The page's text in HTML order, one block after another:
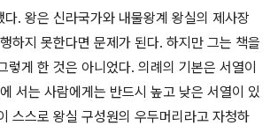
다. 왕은 신라국가와 내물왕계 왕실의 제사장
하지 못한다면 문제가 된다. 하지만 그는 책을
렇게 한 것은 아니었다. 의례의 기본은 서열이
서는 사람에게는 반드시 높고 낮은 서열이 있
스스로 왕실 구성원의 우두머리라고 자청하